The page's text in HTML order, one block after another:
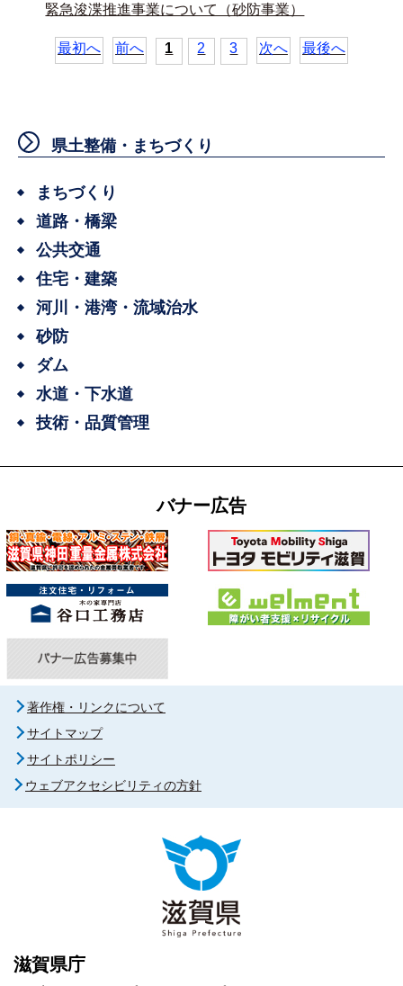
緊急浚渫推進事業について（砂防事業）
最初へ 前へ 1 2 3 次へ 最後へ
県土整備・まちづくり
まちづくり
道路・橋梁
公共交通
住宅・建築
河川・港湾・流域治水
砂防
ダム
水道・下水道
技術・品質管理
バナー広告
著作権・リンクについて
サイトマップ
サイトポリシー
ウェブアクセシビリティの方針
滋賀県庁